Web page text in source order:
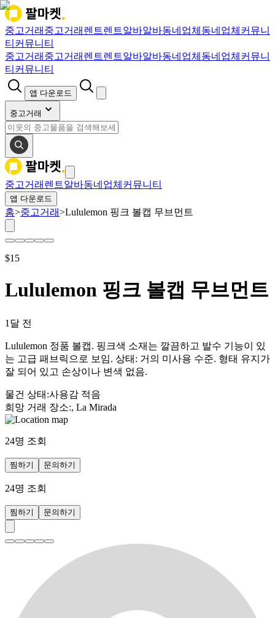
중고거래 중고거래 렌트렌트알바알바동네업체 동네업체 커뮤니
티 커뮤니티
중고거래 중고거래 렌트렌트알바알바동네업체 동네업체 커뮤니
티 커뮤니티
앱 다운로드
중고거래
중고거래 렌트알바동네업체 커뮤니티
앱 다운로드
홈>중고거래>Lululemon 핑크 볼캡 무브먼트
$15
Lululemon 핑크 볼캡 무브먼트
1달 전
Lululemon 정품 볼캡. 핑크색 소재는 깔끔하고 발수 기능이 있
는 고급 패브릭으로 보임. 상태: 거의 미사용 수준. 형태 유지가
잘 되어 있고 손상이나 변색 없음.
물건 상태 :사용감 적음
희망 거래 장소:, La Mirada
24명 조회
찜하기 문의하기
24명 조회
찜하기 문의하기